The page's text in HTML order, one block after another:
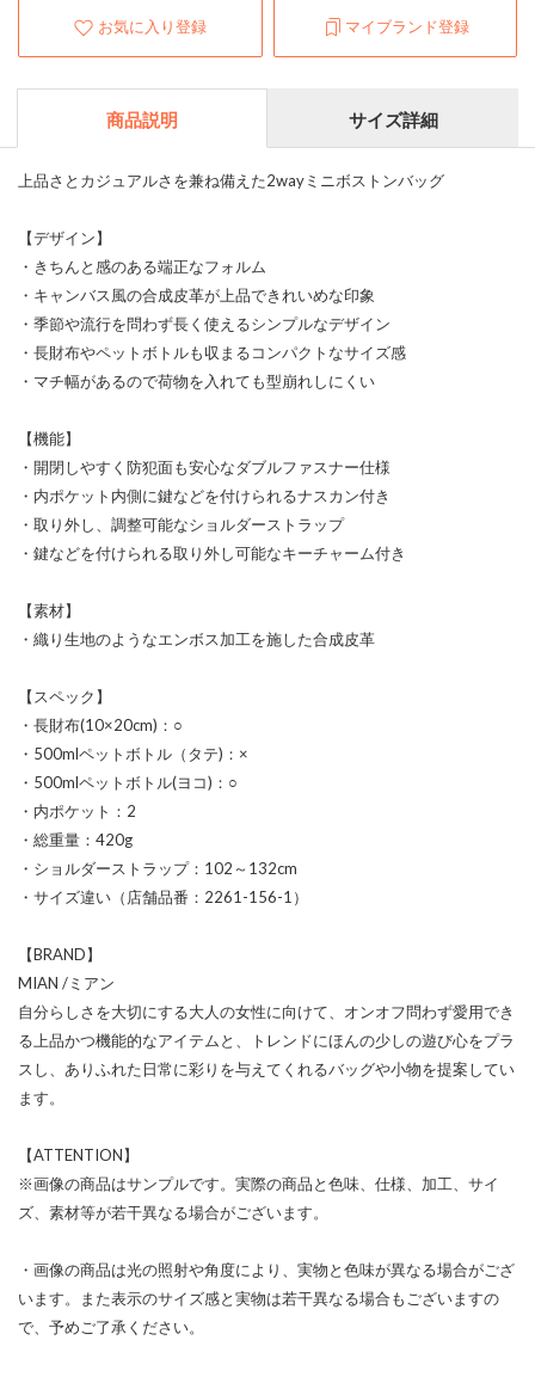
お気に入り登録 マイブランド登録
商品説明 サイズ詳細
上品さとカジュアルさを兼ね備えた2wayミニボストンバッグ
【デザイン】
・きちんと感のある端正なフォルム
・キャンバス風の合成皮革が上品できれいめな印象
・季節や流行を問わず長く使えるシンプルなデザイン
・長財布やペットボトルも収まるコンパクトなサイズ感
・マチ幅があるので荷物を入れても型崩れしにくい
【機能】
・開閉しやすく防犯面も安心なダブルファスナー仕様
・内ポケット内側に鍵などを付けられるナスカン付き
・取り外し、調整可能なショルダーストラップ
・鍵などを付けられる取り外し可能なキーチャーム付き
【素材】
・織り生地のようなエンボス加工を施した合成皮革
【スペック】
・長財布(10×20cm)：○
・500mlペットボトル（タテ)：×
・500mlペットボトル(ヨコ)：○
・内ポケット：2
・総重量：420g
・ショルダーストラップ：102～132cm
・サイズ違い（店舗品番：2261-156-1）
【BRAND】
MIAN /ミアン
自分らしさを大切にする大人の女性に向けて、オンオフ問わず愛用でき
る上品かつ機能的なアイテムと、トレンドにほんの少しの遊び心をプラ
スし、ありふれた日常に彩りを与えてくれるバッグや小物を提案してい
ます。
【ATTENTION】
※画像の商品はサンプルです。実際の商品と色味、仕様、加工、サイ
ズ、素材等が若干異なる場合がございます。
・画像の商品は光の照射や角度により、実物と色味が異なる場合がござ
います。また表示のサイズ感と実物は若干異なる場合もございますの
で、予めご了承ください。